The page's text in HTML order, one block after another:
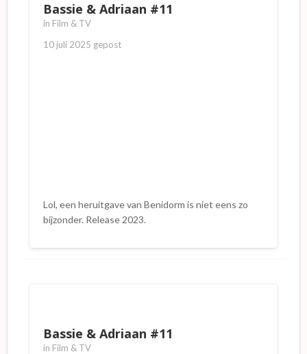
Bassie & Adriaan #11
in Film & TV
10 juli 2025 gepost
Lol, een heruitgave van Benidorm is niet eens zo
bijzonder. Release 2023.
Bassie & Adriaan #11
in Film & TV